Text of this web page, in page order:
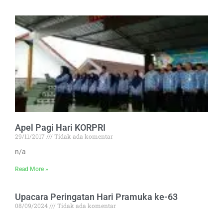
Apel Pagi Hari KORPRI
29/11/2017
Tidak ada komentar
n/a
Read More »
Upacara Peringatan Hari Pramuka ke-63
08/09/2024
Tidak ada komentar